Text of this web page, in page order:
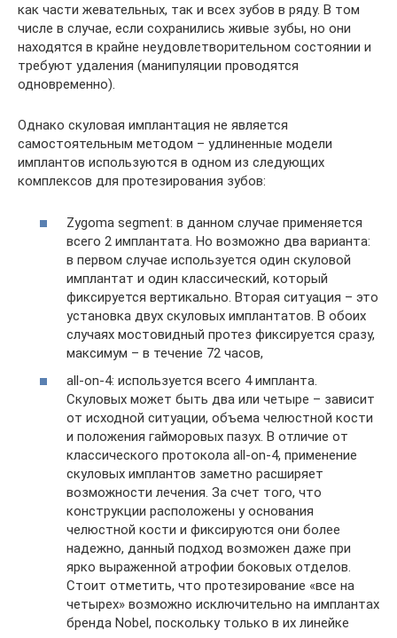
как части жевательных, так и всех зубов в ряду. В том
числе в случае, если сохранились живые зубы, но они
находятся в крайне неудовлетворительном состоянии и
требуют удаления (манипуляции проводятся
одновременно).
Однако скуловая имплантация не является
самостоятельным методом – удлиненные модели
имплантов используются в одном из следующих
комплексов для протезирования зубов:
Zygoma segment: в данном случае применяется
всего 2 имплантата. Но возможно два варианта:
в первом случае используется один скуловой
имплантат и один классический, который
фиксируется вертикально. Вторая ситуация – это
установка двух скуловых имплантатов. В обоих
случаях мостовидный протез фиксируется сразу,
максимум – в течение 72 часов,
all-on-4: используется всего 4 импланта.
Скуловых может быть два или четыре – зависит
от исходной ситуации, объема челюстной кости
и положения гайморовых пазух. В отличие от
классического протокола all-on-4, применение
скуловых имплантов заметно расширяет
возможности лечения. За счет того, что
конструкции расположены у основания
челюстной кости и фиксируются они более
надежно, данный подход возможен даже при
ярко выраженной атрофии боковых отделов.
Стоит отметить, что протезирование «все на
четырех» возможно исключительно на имплантах
бренда Nobel, поскольку только в их линейке